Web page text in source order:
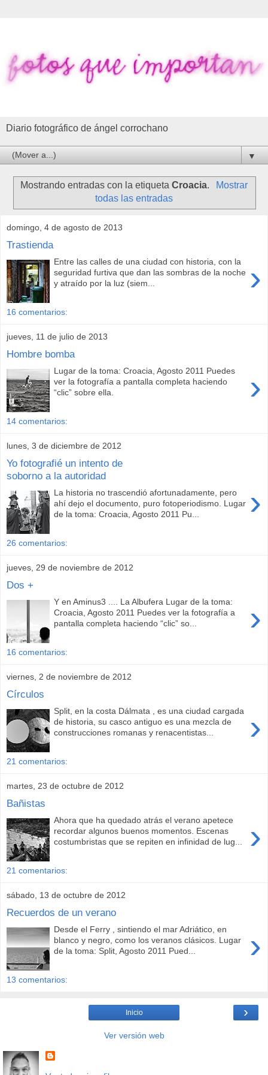
Diario fotográfico de ángel corrochano
▼
Mostrando entradas con la etiquetaCroacia.
Mostrar
todas las entradas
domingo, 4 de agosto de 2013
Trastienda
›
Entre las calles de una ciudad con historia, con la
seguridad furtiva que dan las sombras de la noche
y atraído por la luz (siem...
16 comentarios:
jueves, 11 de julio de 2013
Hombre bomba
›
Lugar de la toma: Croacia, Agosto 2011 Puedes
ver la fotografía a pantalla completa haciendo
“clic” sobre ella.
14 comentarios:
lunes, 3 de diciembre de 2012
Yo fotografié un intento de
soborno a la autoridad
›
La historia no trascendió afortunadamente, pero
ahí dejo el documento, puro fotoperiodismo. Lugar
de la toma: Croacia, Agosto 2011 Pu...
26 comentarios:
jueves, 29 de noviembre de 2012
Dos +
›
Y en Aminus3 .... La Albufera Lugar de la toma:
Croacia, Agosto 2011 Puedes ver la fotografía a
pantalla completa haciendo “clic” so...
16 comentarios:
viernes, 2 de noviembre de 2012
Círculos
›
Split, en la costa Dálmata , es una ciudad cargada
de historia, su casco antiguo es una mezcla de
construcciones romanas y renacentistas...
21 comentarios:
martes, 23 de octubre de 2012
Bañistas
›
Ahora que ha quedado atrás el verano apetece
recordar algunos buenos momentos. Escenas
costumbristas que se repiten en infinidad de lug...
21 comentarios:
sábado, 13 de octubre de 2012
Recuerdos de un verano
›
Desde el Ferry , sintiendo el mar Adriático, en
blanco y negro, como los veranos clásicos. Lugar
de la toma: Split, Agosto 2011 Pued...
13 comentarios:
›
Inicio
Ver versión web